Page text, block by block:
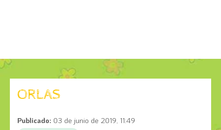
ORLAS
Publicado: 03 de junio de 2019, 11:49